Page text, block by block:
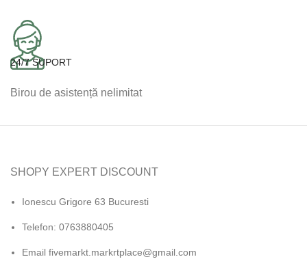
24/7 SUPORT
Birou de asistență nelimitat
SHOPY EXPERT DISCOUNT
Ionescu Grigore 63 Bucuresti
Telefon: 0763880405
Email fivemarkt.markrtplace@gmail.com